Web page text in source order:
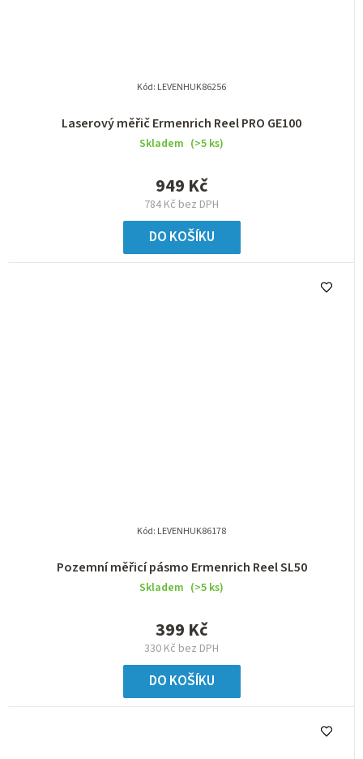
Laserový měřič Ermenrich Reel PRO GE100
Skladem (>5 ks)
784 Kč bez DPH
949 Kč
DO KOŠÍKU
Kód: LEVENHUK86256
Pozemní měřicí pásmo Ermenrich Reel SL50
Skladem (>5 ks)
330 Kč bez DPH
399 Kč
DO KOŠÍKU
Kód: LEVENHUK86178